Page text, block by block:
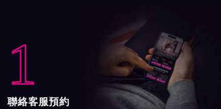
1
聯絡客服預約